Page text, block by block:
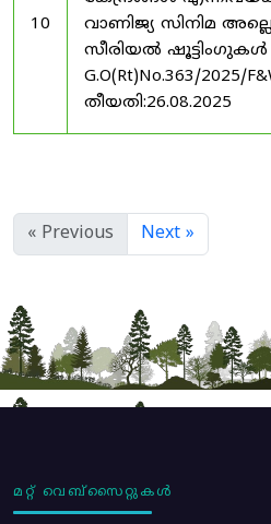
10
വാണിജ്യ സിനിമ
സീരിയൽ
G.O(Rt)No.363/2025/
തീയതി:26.08.2025
« Previous Next »
മറ്റ് വെബ്സൈറ്റുകൾ